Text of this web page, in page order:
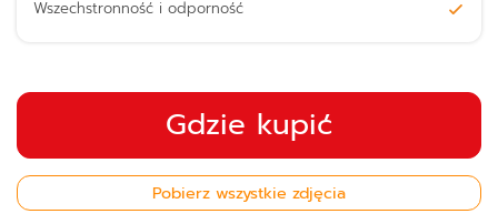
Wszechstronność i odporność
Gdzie kupić
Pobierz wszystkie zdjęcia